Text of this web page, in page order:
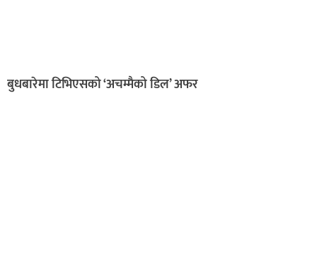
बुधबारेमा टिभिएसको ‘अचम्मैको डिल’ अफर